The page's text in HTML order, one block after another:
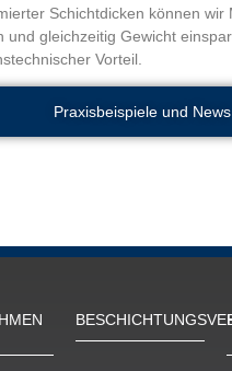
Schichtdicken können wir
und gleichzeitig Gewicht
Vorteil.
Praxisbeispiele und News